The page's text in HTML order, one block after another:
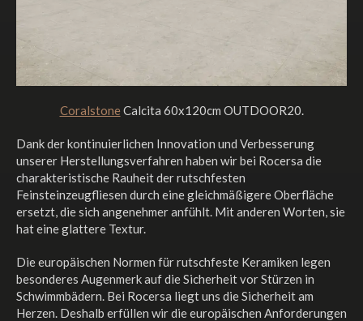
CoralstoneCalcita 60x120cm OUTDOOR20.
Dank der kontinuierlichen Innovation und Verbesserung
unserer Herstellungsverfahren haben wir bei Rocersa die
charakteristische Rauheit der rutschfesten
Feinsteinzeugfliesen durch eine gleichmäßigere Oberfläche
ersetzt, die sich angenehmer anfühlt. Mit anderen Worten, sie
hat eine glattere Textur.
Die europäischen Normen für rutschfeste Keramiken legen
besonderes Augenmerk auf die Sicherheit vor Stürzen in
Schwimmbädern. Bei Rocersa liegt uns die Sicherheit am
Herzen. Deshalb erfüllen wir die europäischen Anforderungen